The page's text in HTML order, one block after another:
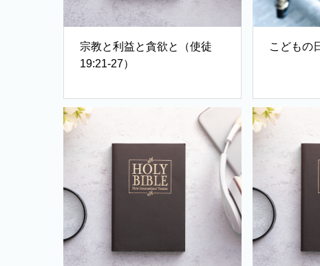
宗教と利益と貪欲と（使徒
19:21-27）
こどもの